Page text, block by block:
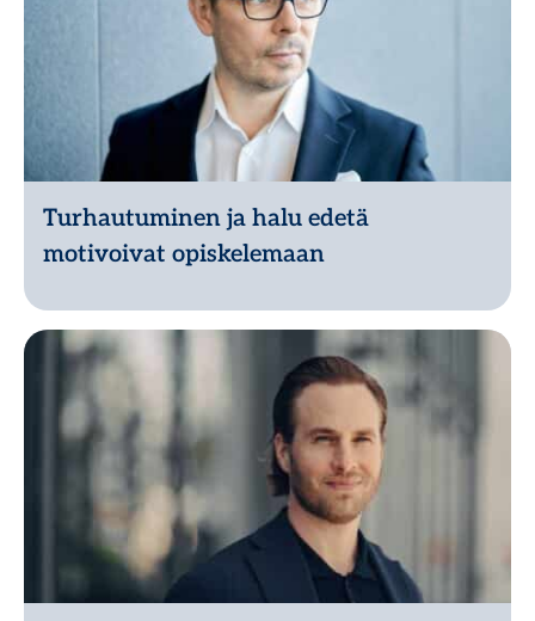
Turhautuminen ja halu edetä
motivoivat opiskelemaan
Lue lisää